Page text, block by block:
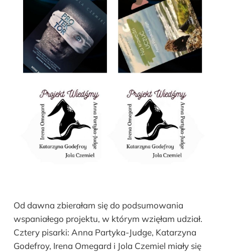
Od dawna zbierałam się do podsumowania
wspaniałego projektu, w którym wzięłam udział.
Cztery pisarki: Anna Partyka-Judge, Katarzyna
Godefroy, Irena Omegard i Jola Czemiel miały się